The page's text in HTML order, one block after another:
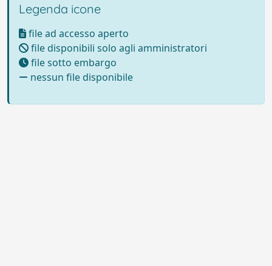
Legenda icone
file ad accesso aperto
file disponibili solo agli amministratori
file sotto embargo
nessun file disponibile